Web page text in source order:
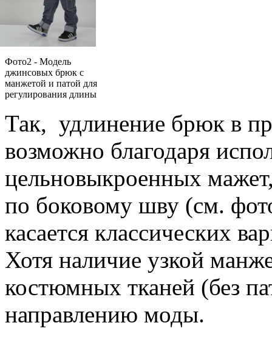
Фото2 - Модель
джинсовых брюк с
манжетой и патой для
регулирования длины
Так, удлинение брюк в
возможно благодаря
цельновыкроенных
по боковому шву (см.
касается классических
Хотя наличие узкой
костюмных тканей (без
направлению моды.